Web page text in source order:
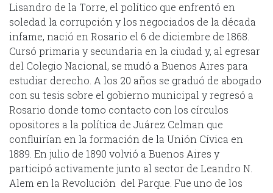
Lisandro de la Torre, el político que enfrentó en
soledad la corrupción y los negociados de la década
infame, nació en Rosario el 6 de diciembre de 1868.
Cursó primaria y secundaria en la ciudad y, al egresar
del Colegio Nacional, se mudó a Buenos Aires para
estudiar derecho. A los 20 años se graduó de abogado
con su tesis sobre el gobierno municipal y regresó a
Rosario donde tomo contacto con los círculos
opositores a la política de Juárez Celman que
confluirían en la formación de la Unión Cívica en
1889. En julio de 1890 volvió a Buenos Aires y
participó activamente junto al sector de Leandro N.
Alem en la Revolución del Parque. Fue uno de los